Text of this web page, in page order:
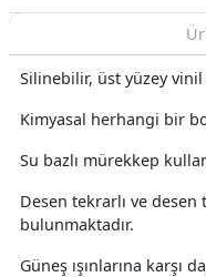
Silinebilir, üst yüzey
Kimyasal herhangi bir
Su bazlı mürekkep
Desen tekrarlı ve
bulunmaktadır.
Güneş ışınlarına karşı